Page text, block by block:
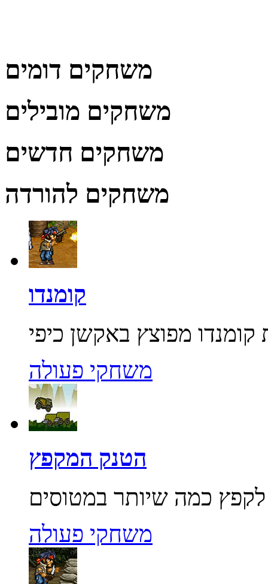
משחקים דומים
משחקים מובילים
משחקים חדשים
משחקים להורדה
קומנדו
משחקי פעולה
הטנק המקפץ
משחקי פעולה